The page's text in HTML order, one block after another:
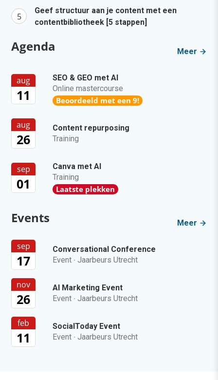
Geef structuur aan je content met een
contentbibliotheek [5 stappen]
Agenda Meer
aug
11
SEO & GEO met AI
Online mastercourse
Beoordeeld met een 9!
aug
26
Content repurposing
Training
sep
01
Canva met AI
Training
Laatste plekken
Events Meer
sep
17
Conversational Conference
Event · Jaarbeurs Utrecht
nov
26
AI Marketing Event
Event · Jaarbeurs Utrecht
feb
11
SocialToday Event
Event · Jaarbeurs Utrecht